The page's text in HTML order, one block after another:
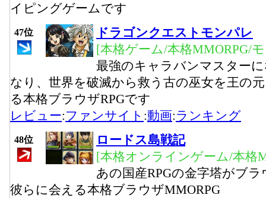
イピングゲームです
47位
ドラゴンクエストモンパレ
[本格ゲーム/本格MMORPG/
最強のキャラバンマスター
なり、世界を破滅から救う古の巫女を王の
る本格ブラウザRPGです
レビュー:ファンサイト :動画:ランキング
48位
ロードス島戦記
[本格オンラインゲーム/本格
あの国産RPGの金字塔がブ
彼らに会える本格ブラウザMMORPG